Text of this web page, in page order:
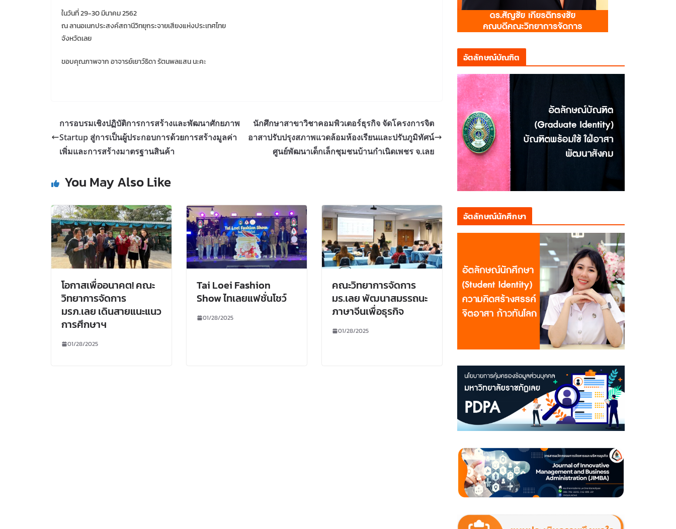
ในวันที่ 29-30 มีนาคม 2562
ณ ลานอเนกประสงค์สถานีวิทยุกระจายเสียงแห่งประเทศไทย
จังหวัดเลย
ขอบคุณภาพจาก อาจารย์เยาว์ธิดา รัตนพลแสน นะคะ
การอบรมเชิงปฏิบัติการการสร้างและพัฒนาศักยภาพ
Startup สู่การเป็นผู้ประกอบการด้วยการสร้างมูลค่า
เพิ่มและการสร้างมาตรฐานสินค้า
นักศึกษาสาขาวิชาคอมพิวเตอร์ธุรกิจ จัดโครงการจิต
อาสาปรับปรุงสภาพแวดล้อมห้องเรียนและปรับภูมิทัศน์
ศูนย์พัฒนาเด็กเล็กชุมชนบ้านกำเนิดเพชร จ.เลย
You May Also Like
โอกาสเพื่ออนาคต! คณะ
วิทยาการจัดการ
มรภ.เลย เดินสายแนะแนว
การศึกษาฯ
01/28/2025
Tai Loei Fashion
Show ไทเลยแฟชั่นโชว์
01/28/2025
คณะวิทยาการจัดการ
มร.เลย พัฒนาสมรรถนะ
ภาษาจีนเพื่อธุรกิจ
01/28/2025
อัตลักษณ์บัณฑิต
อัตลักษณ์นักศึกษา